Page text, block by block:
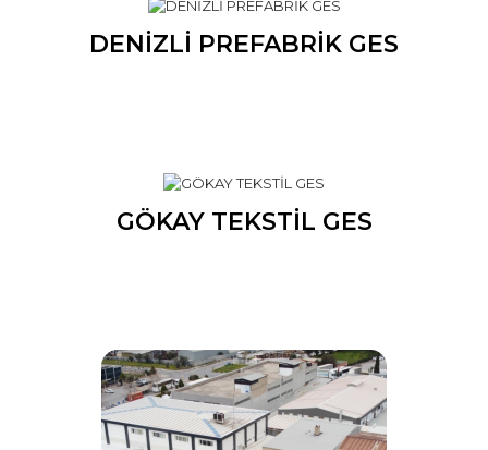
DENİZLİ PREFABRİK GES
GÖKAY TEKSTİL GES